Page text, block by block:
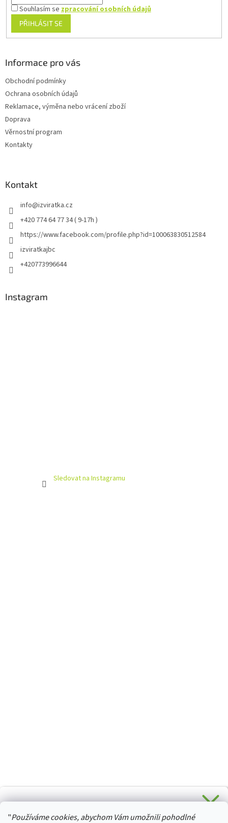
"Používáme cookies, abychom Vám umožnili pohodlné
Souhlasím se zpracování osobních údajů
PŘIHLÁSIT SE
Informace pro vás
Obchodní podmínky
Ochrana osobních údajů
Reklamace, výměna nebo vrácení zboží
Doprava
Věrnostní program
Kontakty
Kontakt
info@izviratka.cz
+420 774 64 77 34 ( 9-17h )
https://www.facebook.com/profile.php?id=100063830512584
izviratkajbc
+420773996644
Instagram
Sledovat na Instagramu
HURTTA-COLLECTION.CZ
Stačí se přihlásit k odběru novinek z našeho obchodu a je